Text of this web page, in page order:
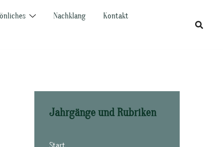
Nachklang
Kontakt
Jahrgänge und Rubriken